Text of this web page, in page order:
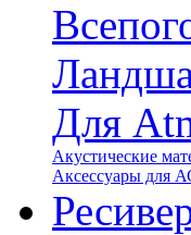
Для
Акустические
Аксессуары для